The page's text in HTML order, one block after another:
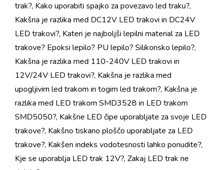
trak?, Kako uporabiti spajko za povezavo led traku?,
Kakšna je razlika med DC12V LED trakovi in ​​DC24V
LED trakovi?, Kateri je najboljši lepilni material za LED
trakove? Epoksi lepilo? PU lepilo? Silikonsko lepilo?,
Kakšna je razlika med 110-240V LED trakovi in ​​
12V/24V LED trakovi?, Kakšna je razlika med
upogljivim led trakom in togim led trakom?, Kakšna je
razlika med LED trakom SMD3528 in LED trakom
SMD5050?, Kakšne LED čipe uporabljate za svoje LED
trakove?, Kakšno tiskano ploščo uporabljate za LED
trakove?, Kakšen indeks vodotesnosti lahko ponudite?,
Kje se uporablja LED trak 12V?, Zakaj LED trak ne